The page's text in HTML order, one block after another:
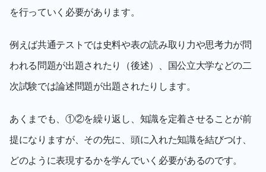
を行っていく必要があります。
例えば共通テストでは史料や表の読み取り力や思考力が問
われる問題が出題されたり（後述）、国公立大学などの二
次試験では論述問題が出題されたりします。
あくまでも、①②を繰り返し、知識を定着させることが前
提になりますが、その先に、頭に入れた知識を結びつけ、
どのように表現するかを学んでいく必要があるのです。